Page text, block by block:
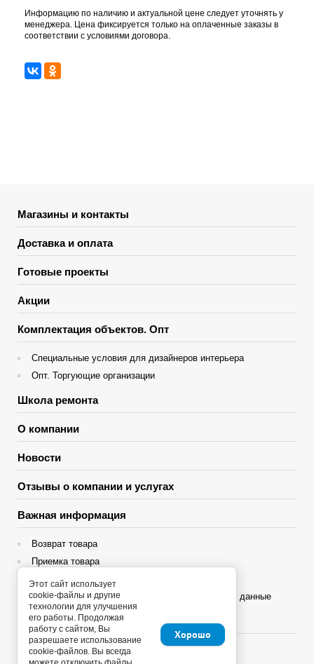
Информацию по наличию и актуальной цене следует уточнять у
менеджера. Цена фиксируется только на оплаченные заказы в
соответствии с условиями договора.
Магазины и контакты
Доставка и оплата
Готовые проекты
Акции
Комплектация объектов. Опт
Специальные условия для дизайнеров интерьера
Опт. Торгующие организации
Школа ремонта
О компании
Новости
Отзывы о компании и услугах
Важная информация
Возврат товара
Приемка товара
Гарантия
Политика конфиденциальности и персональные данные
Яндекс Сплит
Этот сайт использует
cookie-файлы и другие
технологии для улучшения
его работы. Продолжая
работу с сайтом, Вы
разрешаете использование
cookie-файлов. Вы всегда
Хорошо